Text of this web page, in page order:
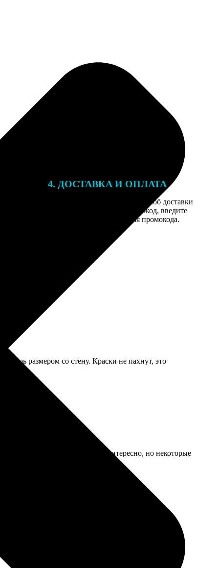
После
на email с
заказ
для
4. ДОСТАВКА И ОПЛАТА
Введите адрес и выберите способ доставки
заказа. Если у вас есть промокод, введите
его в специальное поле для промокода.
размером со стену. Краски не пахнут, это
повозиться. В итоге вышло интересно, но некоторые
Рекомендую!